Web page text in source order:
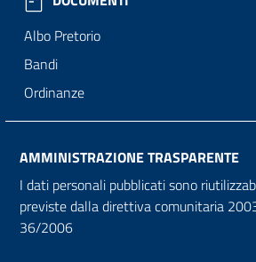
Albo Pretorio
Bandi
Ordinanze
AMMINISTRAZIONE TRASPARENTE
I dati personali pubblicati sono
previste dalla direttiva comunitaria
36/2006